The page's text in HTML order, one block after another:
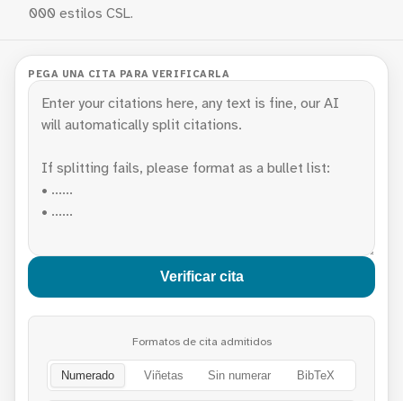
000 estilos CSL.
PEGA UNA CITA PARA VERIFICARLA
Verificar cita
Formatos de cita admitidos
Numerado Viñetas Sin numerar BibTeX